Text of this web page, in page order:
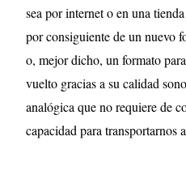
sea por internet o en una
por consiguiente de un nuevo
o, mejor dicho, un formato
vuelto gracias a su calidad
analógica que no requiere de
capacidad para transportarnos